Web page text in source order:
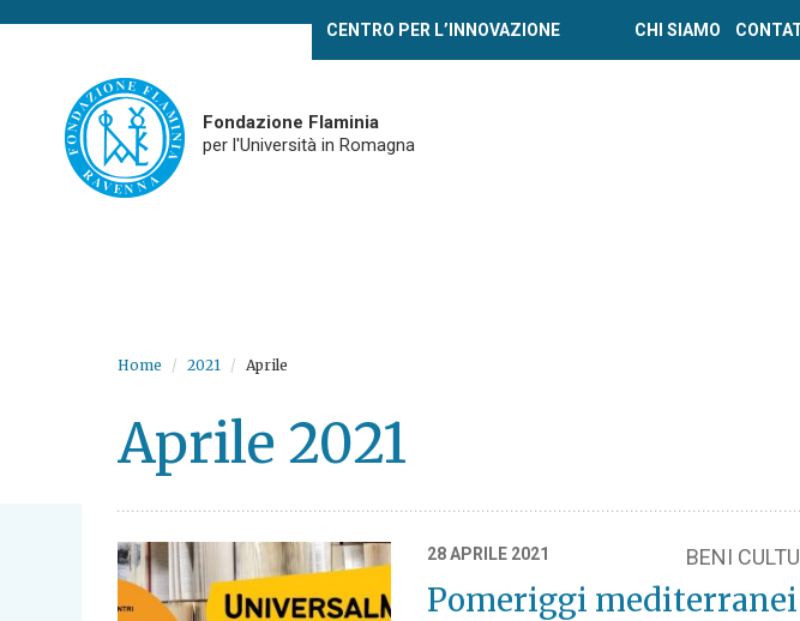
CENTRO PER L’INNOVAZIONE CHI SIAMO
Fondazione Flaminia
per l'Università in Romagna
Home 2021 Aprile
Aprile 2021
28 APRILE 2021 BENI
Pomeriggi mediterranei